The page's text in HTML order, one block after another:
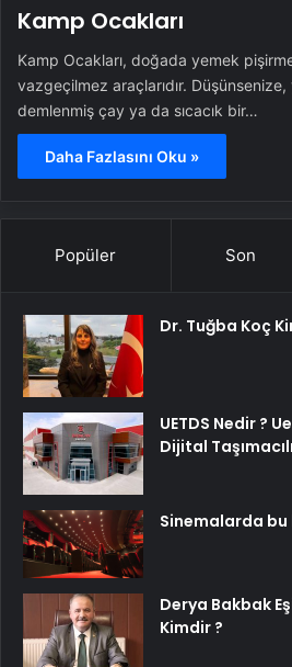
Kamp Ocakları
Kamp Ocakları, doğada yemek
vazgeçilmez araçlarıdır. Düşünsenize,
demlenmiş çay ya da sıcacık bir…
Daha Fazlasını Oku »
Popüler Son
Dr. Tuğba Koç
UETDS Nedir ?
Dijital
Sinemalarda
Derya Bakbak
Kimdir ?